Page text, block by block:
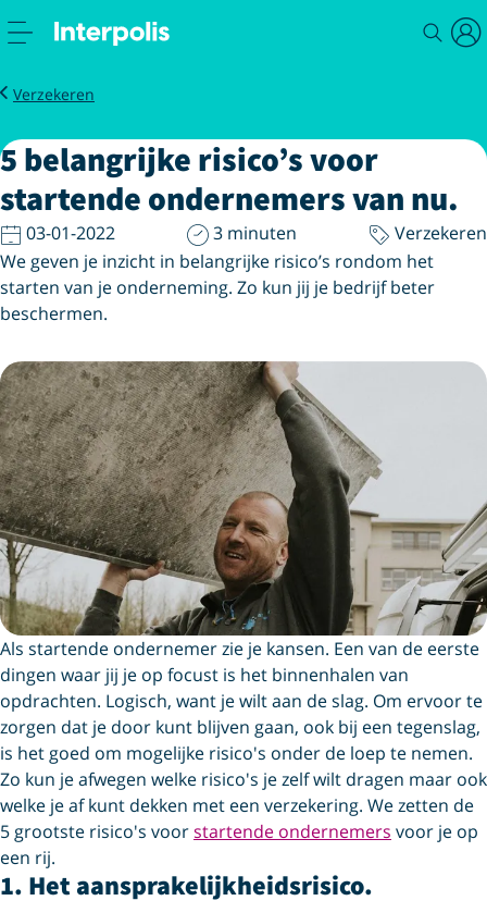
Zakelijk
Magazine
Verzekeren
Belangrijke risico’s voor startende ondernemers van nu
5 belangrijke risico’s voor
startende ondernemers van nu.
03-01-2022 3 minuten
Verzekeren
We geven je inzicht in belangrijke risico’s rondom het
starten van je onderneming. Zo kun jij je bedrijf beter
beschermen.
Als startende ondernemer zie je kansen. Een van de eerste
dingen waar jij je op focust is het binnenhalen van
opdrachten. Logisch, want je wilt aan de slag. Om ervoor te
zorgen dat je door kunt blijven gaan, ook bij een tegenslag,
is het goed om mogelijke risico's onder de loep te nemen.
Zo kun je afwegen welke risico's je zelf wilt dragen maar ook
welke je af kunt dekken met een verzekering. We zetten de
5 grootste risico's voorstartende ondernemers voor je op
een rij.
1. Het aansprakelijkheidsrisico.